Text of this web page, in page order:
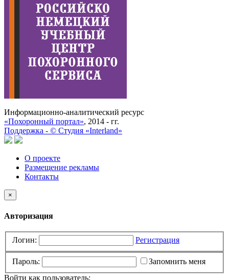
Информационно-аналитический ресурс
«Похоронный портал», 2014 - гг.
Поддержка - © Cтудия «Interland»
О проекте
Размещение рекламы
Контакты
×
Авторизация
Логин: Регистрация
Пароль:
Запомнить меня
Войти как пользователь: